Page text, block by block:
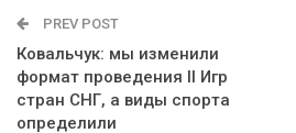
PREV POST
Ковальчук: мы изменили
формат проведения II Игр
стран СНГ, а виды спорта
определили